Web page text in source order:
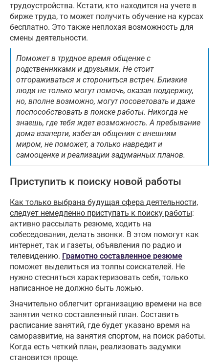
трудоустройства. Кстати, кто находится на учете в
бирже труда, то может получить обучение на курсах
бесплатно. Это также неплохая возможность для
смены деятельности.
Поможет в трудное время общение с
родственниками и друзьями. Не стоит
отгораживаться и сторониться встреч. Близкие
люди не только могут помочь, оказав поддержку,
но, вполне возможно, могут посоветовать и даже
поспособствовать в поиске работы. Никогда не
знаешь, где тебя ждет возможность. А пребывание
дома взаперти, избегая общения с внешним
миром, не поможет, а только навредит и
самооценке и реализации задуманных планов.
Приступить к поиску новой работы
Как только выбрана будущая сфера деятельности,
следует немедленно приступать к поиску работы:
активно рассылать резюме, ходить на
собеседования, делать звонки. В этом помогут как
интернет, так и газеты, объявления по радио и
телевидению. Грамотно составленное резюме
поможет выделиться из толпы соискателей. Не
нужно стесняться характеризовать себя, только
написанное не должно быть ложью.
Значительно облегчит организацию времени на все
занятия четко составленный план. Составить
расписание занятий, где будет указано время на
саморазвитие, на занятия спортом, на поиск работы.
Когда есть четкий план, реализовать задумки
становится проще.